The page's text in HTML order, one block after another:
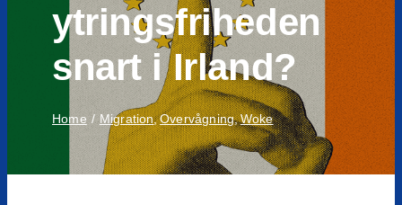
ytringsfriheden
snart i Irland?
Home Migration Overvågning Woke